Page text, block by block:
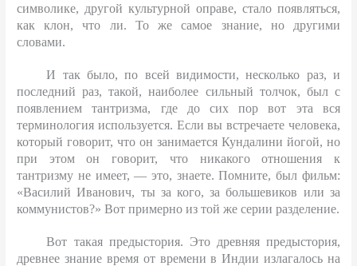
символике, другой культурной оправе, стало появляться,
как клон, что ли. То же самое знание, но другими
словами.
И так было, по всей видимости, несколько раз, и
последний раз, такой, наиболее сильный толчок, был с
появлением тантризма, где до сих пор вот эта вся
терминология используется. Если вы встречаете человека,
который говорит, что он занимается Кундалини йогой, но
при этом он говорит, что никакого отношения к
тантризму не имеет, — это, знаете. Помните, был фильм:
«Василий Иванович, ты за кого, за большевиков или за
коммунистов?» Вот примерно из той же серии разделение.
Вот такая предыстория. Это древняя предыстория,
древнее знание время от времени в Индии излагалось на